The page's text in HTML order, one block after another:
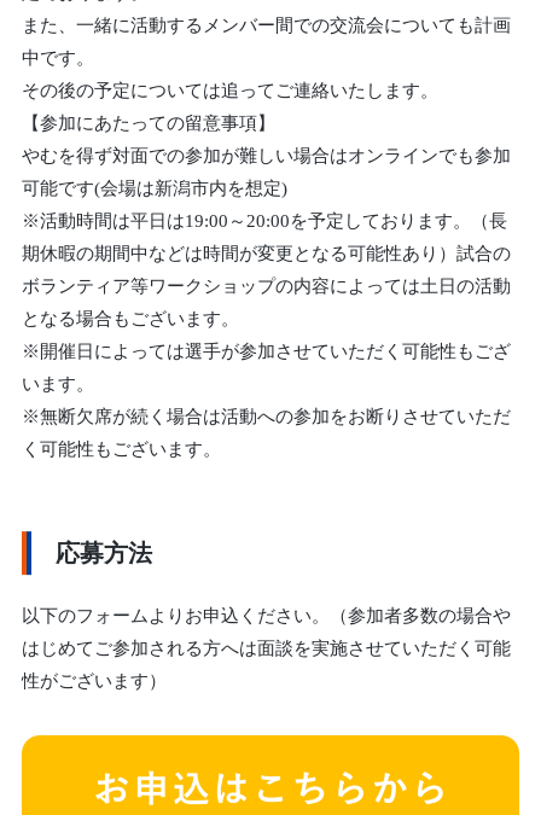
また、一緒に活動するメンバー間での交流会についても計画
中です。
その後の予定については追ってご連絡いたします。
【参加にあたっての留意事項】
やむを得ず対面での参加が難しい場合はオンラインでも参加
可能です(会場は新潟市内を想定)
※活動時間は平日は19:00～20:00を予定しております。（長
期休暇の期間中などは時間が変更となる可能性あり）試合の
ボランティア等ワークショップの内容によっては土日の活動
となる場合もございます。
※開催日によっては選手が参加させていただく可能性もござ
います。
※無断欠席が続く場合は活動への参加をお断りさせていただ
く可能性もございます。
応募方法
以下のフォームよりお申込ください。（参加者多数の場合や
はじめてご参加される方へは面談を実施させていただく可能
性がございます）